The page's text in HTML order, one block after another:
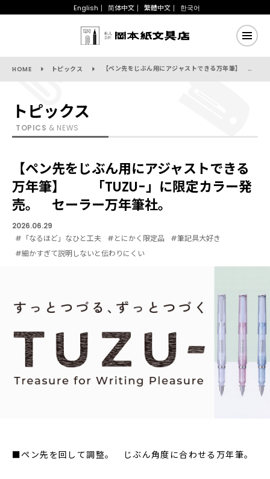
English 简体中文 繁體中文 한국어
HOME トピックス 【ペン先をじぶん用にアジャストできる万年筆】 「TUZU-」に限定カラー発売。 セーラー万年筆社。
トピックス
TOPICS & NEWS
【ペン先をじぶん用にアジャストできる
万年筆】 「TUZU-」に限定カラー発
売。 セーラー万年筆社。
2026.06.29
#「なるほど」なひと工夫
#とにかく限定品
#筆記具大好き
#細かすぎて説明しないと伝わりにくい
■ペン先を回して調整。 じぶん角度に合わせる万年筆。